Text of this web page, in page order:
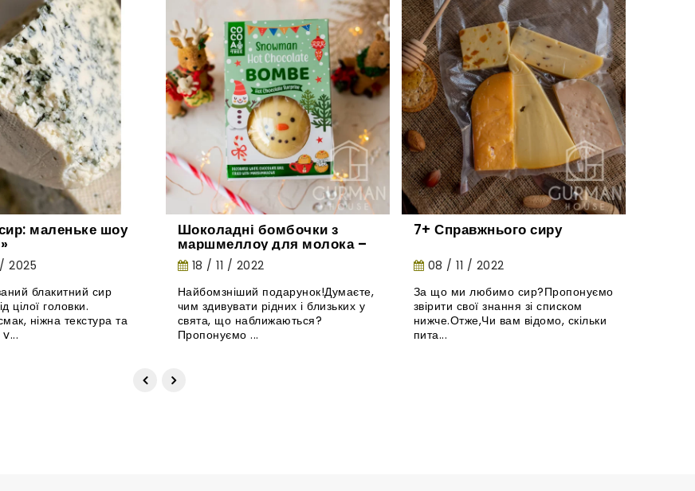
маленьке шоу
2025
блакитний сир
цілої головки.
ніжна текстура та
Шоколадні бомбочки з
маршмеллоу для молока –
незвичайна новинка з
Великобританії.
18 / 11 / 2022
Найбомзніший подарунок!Думаєте,
чим здивувати рідних і близьких у
свята, що наближаються?
Пропонуємо ...
7+ Справжнього сиру
08 / 11 / 2022
За що ми любимо сир?Пропонуємо
звірити свої знання зі списком
нижче.Отже,Чи вам відомо, скільки
пита...